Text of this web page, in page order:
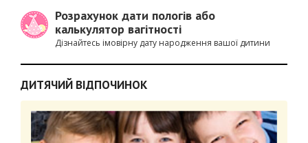
Розрахунок дати пологів або
калькулятор вагітності
Дізнайтесь імовірну дату народження вашої дитини
ДИТЯЧИЙ ВІДПОЧИНОК